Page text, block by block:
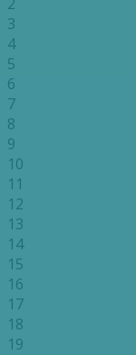
3
4
5
6
7
8
9
10
11
12
13
14
15
16
17
18
19